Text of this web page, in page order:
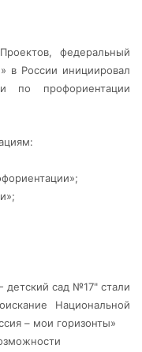
федеральный
в России инициировал
по профориентации
сад №17" стали
Национальной
– мои горизонты»